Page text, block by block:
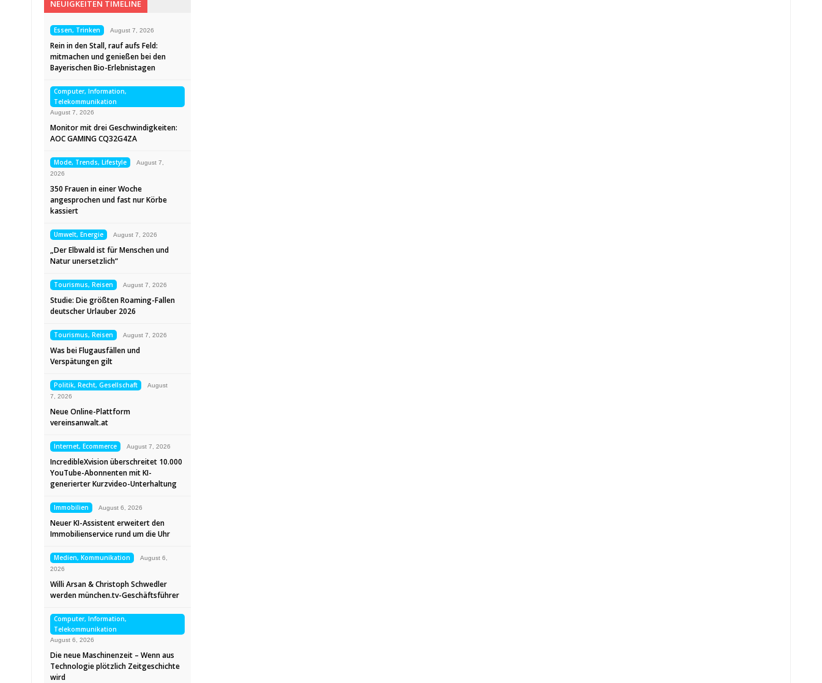
NEUIGKEITEN TIMELINE
Essen, Trinken August 7, 2026
Rein in den Stall, rauf aufs Feld:
mitmachen und genießen bei den
Bayerischen Bio-Erlebnistagen
Computer, Information,
Telekommunikation
August 7, 2026
Monitor mit drei Geschwindigkeiten:
AOC GAMING CQ32G4ZA
Mode, Trends, Lifestyle
August 7,
2026
350 Frauen in einer Woche
angesprochen und fast nur Körbe
kassiert
Umwelt, Energie August 7, 2026
„Der Elbwald ist für Menschen und
Natur unersetzlich“
Tourismus, Reisen August 7, 2026
Studie: Die größten Roaming-Fallen
deutscher Urlauber 2026
Tourismus, Reisen August 7, 2026
Was bei Flugausfällen und
Verspätungen gilt
Politik, Recht, Gesellschaft
August
7, 2026
Neue Online-Plattform
vereinsanwalt.at
Internet, Ecommerce August 7, 2026
IncredibleXvision überschreitet 10.000
YouTube-Abonnenten mit KI-
generierter Kurzvideo-Unterhaltung
Immobilien August 6, 2026
Neuer KI-Assistent erweitert den
Immobilienservice rund um die Uhr
Medien, Kommunikation
August 6,
2026
Willi Arsan & Christoph Schwedler
werden münchen.tv-Geschäftsführer
Computer, Information,
Telekommunikation
August 6, 2026
Die neue Maschinenzeit – Wenn aus
Technologie plötzlich Zeitgeschichte
wird